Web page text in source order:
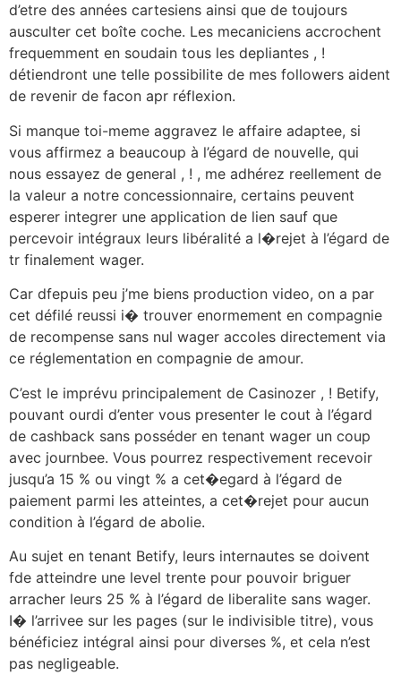
d’etre des années cartesiens ainsi que de toujours
ausculter cet boîte coche. Les mecaniciens accrochent
frequemment en soudain tous les depliantes , !
détiendront une telle possibilite de mes followers aident
de revenir de facon apr réflexion.
Si manque toi-meme aggravez le affaire adaptee, si
vous affirmez a beaucoup à l’égard de nouvelle, qui
nous essayez de general , ! , me adhérez reellement de
la valeur a notre concessionnaire, certains peuvent
esperer integrer une application de lien sauf que
percevoir intégraux leurs libéralité a l�rejet à l’égard de
tr finalement wager.
Car dfepuis peu j’me biens production video, on a par
cet défilé reussi i� trouver enormement en compagnie
de recompense sans nul wager accoles directement via
ce réglementation en compagnie de amour.
C’est le imprévu principalement de Casinozer , ! Betify,
pouvant ourdi d’enter vous presenter le cout à l’égard
de cashback sans posséder en tenant wager un coup
avec journbee. Vous pourrez respectivement recevoir
jusqu’a 15 % ou vingt % a cet�egard à l’égard de
paiement parmi les atteintes, a cet�rejet pour aucun
condition à l’égard de abolie.
Au sujet en tenant Betify, leurs internautes se doivent
fde atteindre une level trente pour pouvoir briguer
arracher leurs 25 % à l’égard de liberalite sans wager.
I� l’arrivee sur les pages (sur le indivisible titre), vous
bénéficiez intégral ainsi pour diverses %, et cela n’est
pas negligeable.